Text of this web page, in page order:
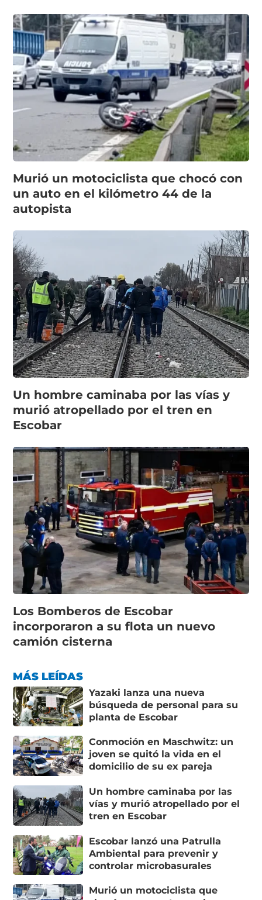
Murió un motociclista que chocó con
un auto en el kilómetro 44 de la
autopista
Un hombre caminaba por las vías y
murió atropellado por el tren en
Escobar
Los Bomberos de Escobar
incorporaron a su flota un nuevo
camión cisterna
MÁS LEÍDAS
Yazaki lanza una nueva
búsqueda de personal para su
planta de Escobar
Conmoción en Maschwitz: un
joven se quitó la vida en el
domicilio de su ex pareja
Un hombre caminaba por las
vías y murió atropellado por el
tren en Escobar
Escobar lanzó una Patrulla
Ambiental para prevenir y
controlar microbasurales
Murió un motociclista que